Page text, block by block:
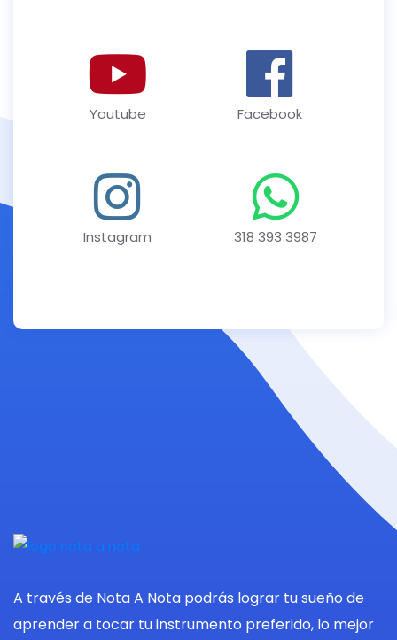
Youtube Facebook
Instagram 318 393 3987
A través de Nota A Nota podrás lograr tu sueño de
aprender a tocar tu instrumento preferido, lo mejor